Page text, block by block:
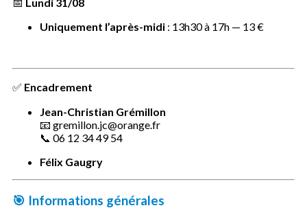
Uniquement l’après-midi : 13h30 à 17h — 13 €
✅ Encadrement
Jean-Christian Grémillon
📧 gremillon.jc@orange.fr
📞 06 12 34 49 54
Félix Gaugry
🎯 Informations générales